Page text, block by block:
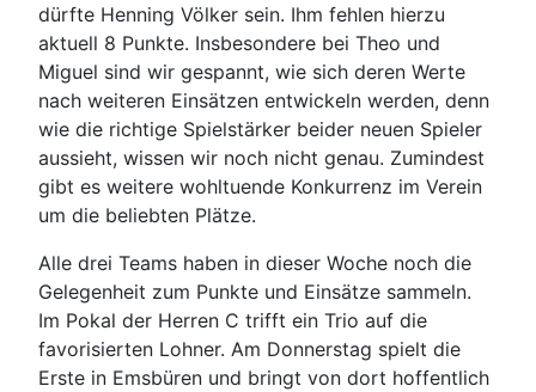
dürfte Henning Völker sein. Ihm fehlen hierzu
aktuell 8 Punkte. Insbesondere bei Theo und
Miguel sind wir gespannt, wie sich deren Werte
nach weiteren Einsätzen entwickeln werden, denn
wie die richtige Spielstärker beider neuen Spieler
aussieht, wissen wir noch nicht genau. Zumindest
gibt es weitere wohltuende Konkurrenz im Verein
um die beliebten Plätze.
Alle drei Teams haben in dieser Woche noch die
Gelegenheit zum Punkte und Einsätze sammeln.
Im Pokal der Herren C trifft ein Trio auf die
favorisierten Lohner. Am Donnerstag spielt die
Erste in Emsbüren und bringt von dort hoffentlich